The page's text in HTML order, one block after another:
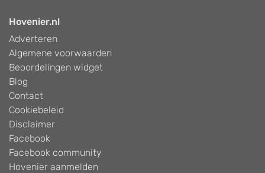
Hovenier.nl
Adverteren
Algemene voorwaarden
Beoordelingen widget
Blog
Contact
Cookiebeleid
Disclaimer
Facebook
Facebook community
Hovenier aanmelden